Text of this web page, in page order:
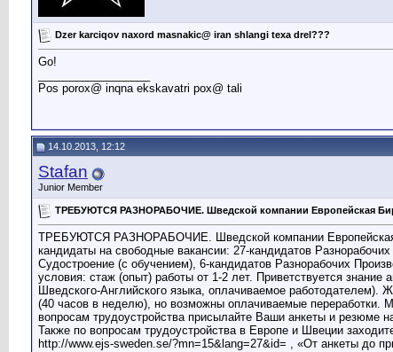
Dzer karciqov naxord masnakic@ iran shlangi texa drel???
Go!
Pos porox@ inqna ekskavatri pox@ tali
14.10.2013, 12:12
Stafan
Junior Member
ТРЕБУЮТСЯ РАЗНОРАБОЧИЕ. Шведской компании Европейская
ТРЕБУЮТСЯ РАЗНОРАБОЧИЕ. Шведской компании Европейская
кандидаты на свободные вакансии: 27-кандидатов
Судостроение (с обучением), 6-кандидатов Разнорабочих
условия: стаж (опыт) работы от 1-2 лет. Приветствуется знание
Шведского-Английского языка, оплачиваемое
(40 часов в неделю), но возможны оплачиваемые переработки.
вопросам трудоустройства присылайте Ваши анкеты и резюме
Также по вопросам трудоустройства в Европе и Швеции
http://www.ejs-sweden.se/?mn=15&lang=27&id= , «От анкеты до